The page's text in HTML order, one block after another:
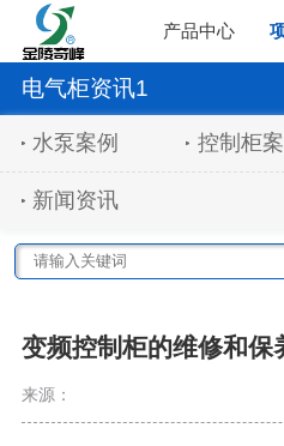
产品中心
电气柜资讯1
水泵案例 控制柜
新闻资讯
变频控制柜的维修和保
来源：